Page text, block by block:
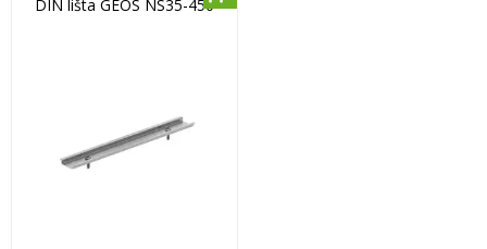
DIN lišta GEOS NS35-450